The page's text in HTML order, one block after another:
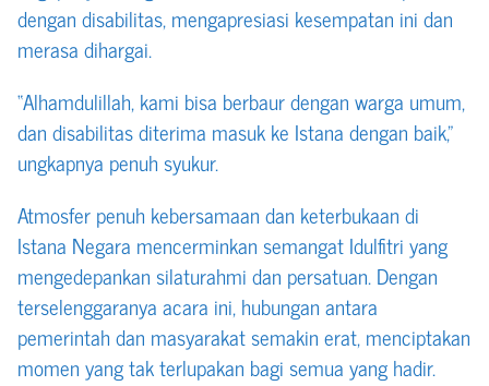
dengan disabilitas, mengapresiasi kesempatan ini dan
merasa dihargai.
“Alhamdulillah, kami bisa berbaur dengan warga umum,
dan disabilitas diterima masuk ke Istana dengan baik,”
ungkapnya penuh syukur.
Atmosfer penuh kebersamaan dan keterbukaan di
Istana Negara mencerminkan semangat Idulfitri yang
mengedepankan silaturahmi dan persatuan. Dengan
terselenggaranya acara ini, hubungan antara
pemerintah dan masyarakat semakin erat, menciptakan
momen yang tak terlupakan bagi semua yang hadir.